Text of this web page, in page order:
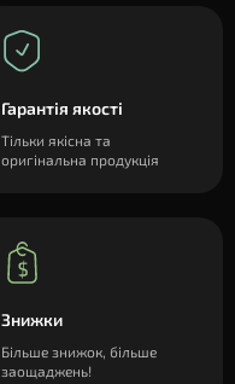
Гарантія якості
Тільки якісна та
оригінальна продукція
Знижки
Більше знижок, більше
заощаджень!